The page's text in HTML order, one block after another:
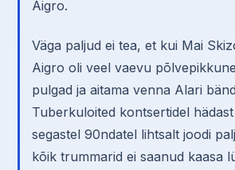
Aigro.
Väga paljud ei tea, et kui Mai
Aigro oli veel vaevu
pulgad ja aitama venna Alari
Tuberkuloited kontsertidel
segastel 90ndatel lihtsalt joodi
kõik trummarid ei saanud kaasa